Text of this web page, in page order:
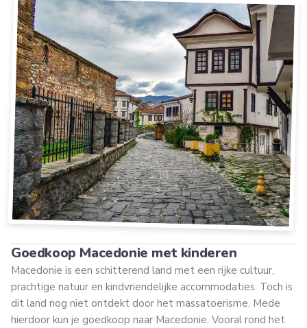
Goedkoop Macedonie met kinderen
Macedonie is een schitterend land met een rijke cultuur,
prachtige natuur en kindvriendelijke accommodaties. Toch is
dit land nog niet ontdekt door het massatoerisme. Mede
hierdoor kun je goedkoop naar Macedonie. Vooral rond het